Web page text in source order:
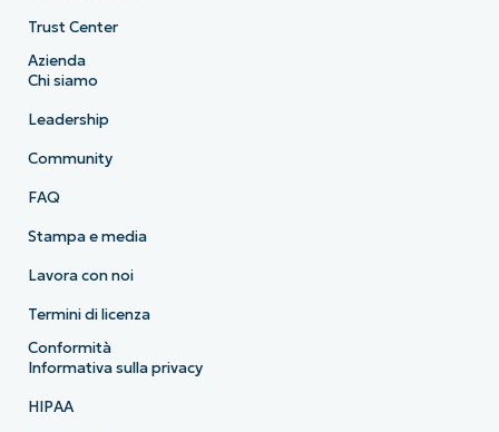
Trust Center
Azienda
Chi siamo
Leadership
Community
FAQ
Stampa e media
Lavora con noi
Termini di licenza
Conformità
Informativa sulla privacy
HIPAA